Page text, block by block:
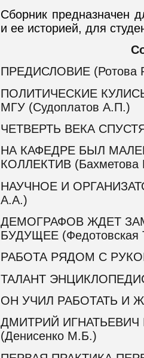
Сборник предназначен
и ее историей, для
ПРЕДИСЛОВИЕ (Ротова
ПОЛИТИЧЕСКИЕ
МГУ (Судоплатов А.П.)
ЧЕТВЕРТЬ ВЕКА
НА КАФЕДРЕ БЫЛ
КОЛЛЕКТИВ (Бахметова
НАУЧНОЕ И
А.А.)
ДЕМОГРАФОВ ЖДЕТ
БУДУЩЕЕ (Федотовская
РАБОТА РЯДОМ С
ТАЛАНТ
ОН УЧИЛ РАБОТАТЬ И
ДМИТРИЙ
(Денисенко М.Б.)